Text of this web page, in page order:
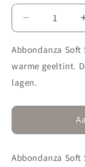
Aantal
verlagen
voor
Soft
Silk
Abbondanza Soft
warme geeltint.
lagen.
Abbondanza